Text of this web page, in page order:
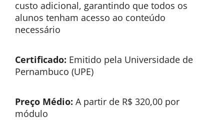
custo adicional, garantindo que todos os
alunos tenham acesso ao conteúdo
necessário
Certificado: Emitido pela Universidade de
Pernambuco (UPE)
Preço Médio: A partir de R$ 320,00 por
módulo